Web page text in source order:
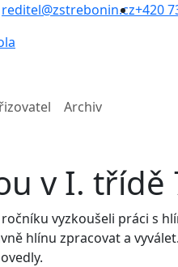
reditel@zstrebonin.cz+420
Archiv
v I. třídě
vyzkoušeli práci s
hlínu zpracovat a